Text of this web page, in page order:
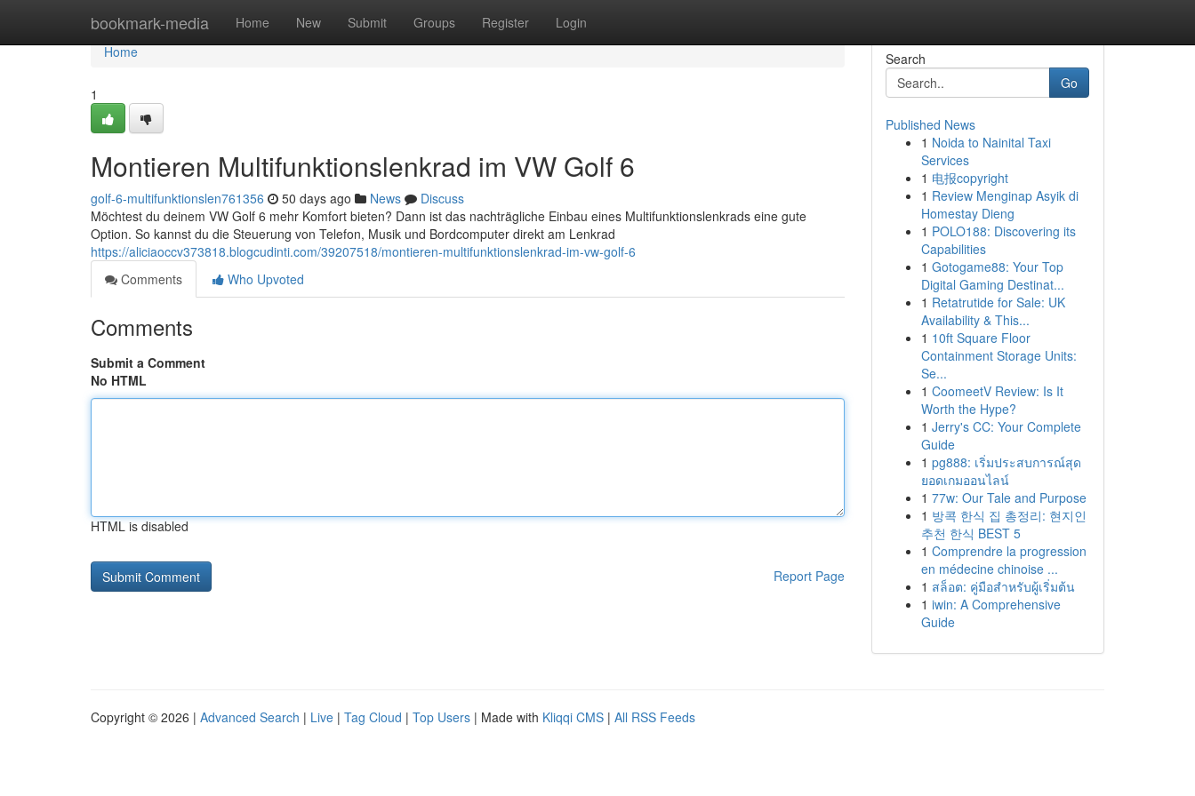
bookmark-media Home New Submit Groups Register Login
Home
Home
1
Montieren Multifunktionslenkrad im VW Golf 6
golf-6-multifunktionslen761356 50 days ago News
Discuss
Möchtest du deinem VW Golf 6 mehr Komfort bieten? Dann ist das nachträgliche Einbau eines Multifunktionslenkrads eine gute
Option. So kannst du die Steuerung von Telefon, Musik und Bordcomputer direkt am Lenkrad
https://aliciaoccv373818.blogcudinti.com/39207518/montieren-multifunktionslenkrad-im-vw-golf-6
Comments
Who Upvoted
Comments
Submit a Comment
No HTML
HTML is disabled
Report Page
Search
Go
Published News
1 Noida to Nainital Taxi
Services
1 电报copyright
1 Review Menginap Asyik di
Homestay Dieng
1 POLO188: Discovering its
Capabilities
1 Gotogame88: Your Top
Digital Gaming Destinat...
1 Retatrutide for Sale: UK
Availability & This...
1 10ft Square Floor
Containment Storage Units:
Se...
1 CoomeetV Review: Is It
Worth the Hype?
1 Jerry's CC: Your Complete
Guide
1 pg888: เริ่มประสบการณ์สุด
ยอดเกมออนไลน์
1 77w: Our Tale and Purpose
1 방콕 한식 집 총정리: 현지인
추천 한식 BEST 5
1 Comprendre la progression
en médecine chinoise ...
1 สล็อต: คู่มือสำหรับผู้เริ่มต้น
1 iwin: A Comprehensive
Guide
Copyright © 2026 | Advanced Search | Live | Tag Cloud | Top Users | Made with Kliqqi CMS | All RSS Feeds